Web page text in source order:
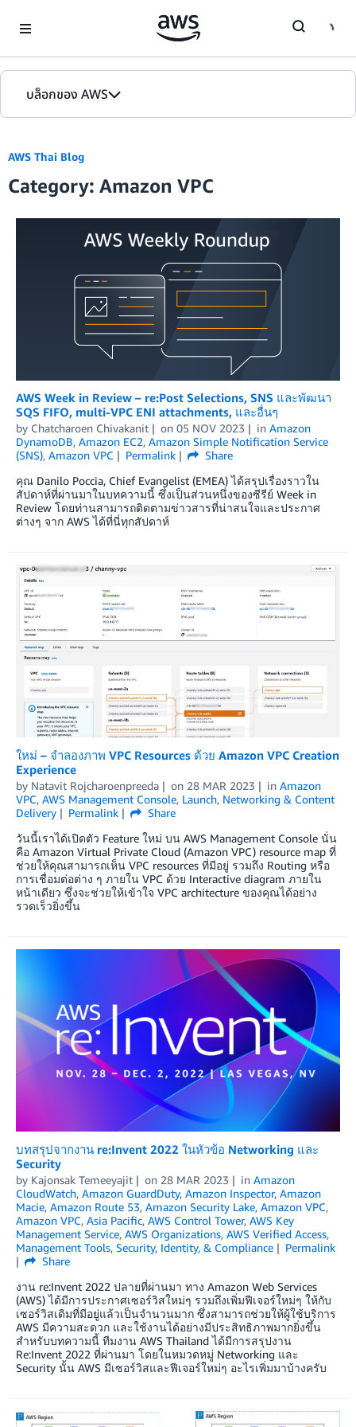
บล็อกของ AWS
หน้าหลัก
รุ่น
AWS Thai Blog
Category: Amazon VPC
AWS Week in Review – re:Post Selections, SNS และพัฒนา
SQS FIFO, multi-VPC ENI attachments, และอื่นๆ
by Chatcharoen Chivakanit on 05 NOV 2023 in Amazon
DynamoDB, Amazon EC2, Amazon Simple Notification Service
(SNS), Amazon VPC Permalink
Share
คุณ Danilo Poccia, Chief Evangelist (EMEA) ได้สรุปเรื่องราวใน
สัปดาห์ที่ผ่านมาในบทความนี้ ซึ่งเป็นส่วนหนึ่งของซีรีย์ Week in
Review โดยท่านสามารถติดตามข่าวสารที่น่าสนใจและประกาศ
ต่างๆ จาก AWS ได้ที่นี่ทุกสัปดาห์
ใหม่ – จำลองภาพ VPC Resources ด้วย Amazon VPC Creation
Experience
by Natavit Rojcharoenpreeda on 28 MAR 2023 in Amazon
VPC, AWS Management Console, Launch, Networking & Content
Delivery
Permalink
Share
วันนี้เราได้เปิดตัว Feature ใหม่ บน AWS Management Console นั่น
คือ Amazon Virtual Private Cloud (Amazon VPC) resource map ที่
ช่วยให้คุณสามารถเห็น VPC resources ที่มีอยู่ รวมถึง Routing หรือ
การเชื่อมต่อต่าง ๆ ภายใน VPC ด้วย Interactive diagram ภายใน
หน้าเดียว ซึ่งจะช่วยให้เข้าใจ VPC architecture ของคุณได้อย่าง
รวดเร็วยิ่งขึ้น
บทสรุปจากงาน re:Invent 2022 ในหัวข้อ Networking และ
Security
by Kajonsak Temeeyajit on 28 MAR 2023 in Amazon
CloudWatch, Amazon GuardDuty, Amazon Inspector, Amazon
Macie, Amazon Route 53, Amazon Security Lake, Amazon VPC,
Amazon VPC, Asia Pacific, AWS Control Tower, AWS Key
Management Service, AWS Organizations, AWS Verified Access,
Management Tools, Security, Identity, & Compliance
Permalink
Share
งาน re:Invent 2022 ปลายที่ผ่านมา ทาง Amazon Web Services
(AWS) ได้มีการประกาศเซอร์วิสใหม่ๆ รวมถึงเพิ่มฟีเจอร์ใหม่ๆ ให้กับ
เซอร์วิสเดิมที่มีอยู่แล้วเป็นจำนวนมาก ซึ่งสามารถช่วยให้ผู้ใช้บริการ
AWS มีความสะดวก และใช้งานได้อย่างมีประสิทธิภาพมากยิ่งขึ้น
สำหรับบทความนี้ ทีมงาน AWS Thailand ได้มีการสรุปงาน
Re:Invent 2022 ที่ผ่านมา โดยในหมวดหมู่ Networking และ
Security นั้น AWS มีเซอร์วิสและฟีเจอร์ใหม่ๆ อะไรเพิ่มมาบ้างครับ